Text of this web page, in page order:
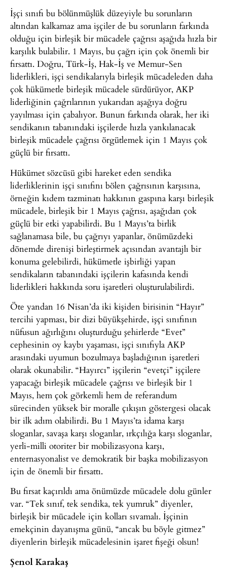
İşçi sınıfı bu bölünmüşlük düzeyiyle bu sorunların
altından kalkamaz ama işçiler de bu sorunların farkında
olduğu için birleşik bir mücadele çağrısı aşağıda hızla bir
karşılık bulabilir. 1 Mayıs, bu çağrı için çok önemli bir
fırsattı. Doğru, Türk-İş, Hak-İş ve Memur-Sen
liderlikleri, işçi sendikalarıyla birleşik mücadeleden daha
çok hükümetle birleşik mücadele sürdürüyor, AKP
liderliğinin çağrılarının yukarıdan aşağıya doğru
yayılması için çabalıyor. Bunun farkında olarak, her iki
sendikanın tabanındaki işçilerde hızla yankılanacak
birleşik mücadele çağrısı örgütlemek için 1 Mayıs çok
güçlü bir fırsattı.
Hükümet sözcüsü gibi hareket eden sendika
liderliklerinin işçi sınıfını bölen çağrısının karşısına,
örneğin kıdem tazminatı hakkının gaspına karşı birleşik
mücadele, birleşik bir 1 Mayıs çağrısı, aşağıdan çok
güçlü bir etki yapabilirdi. Bu 1 Mayıs’ta birlik
sağlanamasa bile, bu çağrıyı yapanlar, önümüzdeki
dönemde direnişi birleştirmek açısından avantajlı bir
konuma gelebilirdi, hükümetle işbirliği yapan
sendikaların tabanındaki işçilerin kafasında kendi
liderlikleri hakkında soru işaretleri oluşturulabilirdi.
Öte yandan 16 Nisan’da iki kişiden birisinin “Hayır”
tercihi yapması, bir dizi büyükşehirde, işçi sınıfının
nüfusun ağırlığını oluşturduğu şehirlerde “Evet”
cephesinin oy kaybı yaşaması, işçi sınıfıyla AKP
arasındaki uyumun bozulmaya başladığının işaretleri
olarak okunabilir. “Hayırcı” işçilerin “evetçi” işçilere
yapacağı birleşik mücadele çağrısı ve birleşik bir 1
Mayıs, hem çok görkemli hem de referandum
sürecinden yüksek bir moralle çıkışın göstergesi olacak
bir ilk adım olabilirdi. Bu 1 Mayıs’ta idama karşı
sloganlar, savaşa karşı sloganlar, ırkçılığa karşı sloganlar,
yerli-milli otoriter bir mobilizasyona karşı,
enternasyonalist ve demokratik bir başka mobilizasyon
için de önemli bir fırsattı.
Bu fırsat kaçırıldı ama önümüzde mücadele dolu günler
var. “Tek sınıf, tek sendika, tek yumruk” diyenler,
birleşik bir mücadele için kolları sıvamalı. İşçinin
emekçinin dayanışma günü, “ancak bu böyle gitmez”
diyenlerin birleşik mücadelesinin işaret fişeği olsun!
Şenol Karakaş